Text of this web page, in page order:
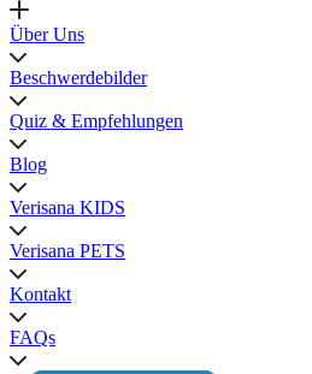
Über Uns
Beschwerdebilder
Quiz & Empfehlungen
Blog
Verisana KIDS
Verisana PETS
Kontakt
FAQs